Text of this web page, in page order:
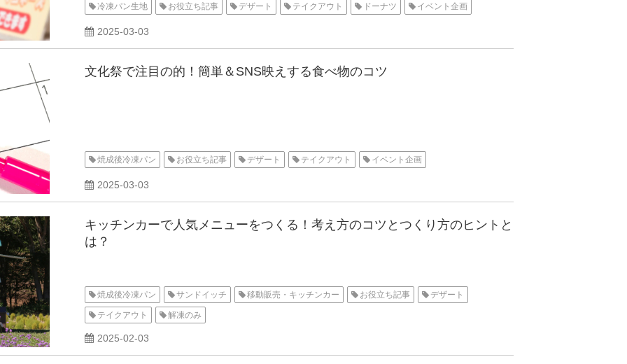
冷凍パン生地 お役立ち記事 デザート テイクアウト ドーナツ イベント企画
2025-03-03
文化祭で注目の的！簡単＆SNS映えする食べ物のコツ
焼成後冷凍パン お役立ち記事 デザート テイクアウト イベント企画
2025-03-03
キッチンカーで人気メニューをつくる！考え方のコツとつくり方のヒントと
は？
焼成後冷凍パン サンドイッチ 移動販売・キッチンカー お役立ち記事 デザート
テイクアウト 解凍のみ
2025-02-03